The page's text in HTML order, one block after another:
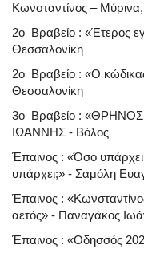
Κωνσταντίνος –
2ο Βραβείο : «Έτερος
Θεσσαλονίκη
2ο Βραβείο : «Ο
Θεσσαλονίκη
3ο Βραβείο :
ΙΩΑΝΝΗΣ - Βόλος
Έπαινος : «Όσο
υπάρχει;» - Σαμόλη
Έπαινος :
αετός» - Παναγάκος
Έπαινος : «Οδησσός